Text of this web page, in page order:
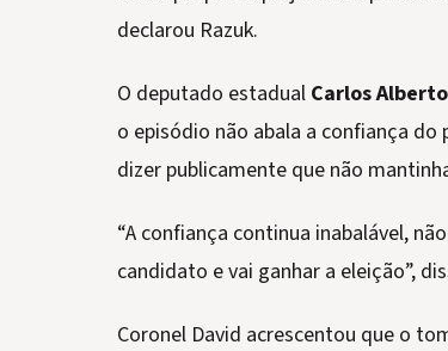
declarou Razuk.
O deputado estadual Carlos
o episódio não abala a confiança
dizer publicamente que não
“A confiança continua inabalável,
candidato e vai ganhar a eleição”,
Coronel David acrescentou que o